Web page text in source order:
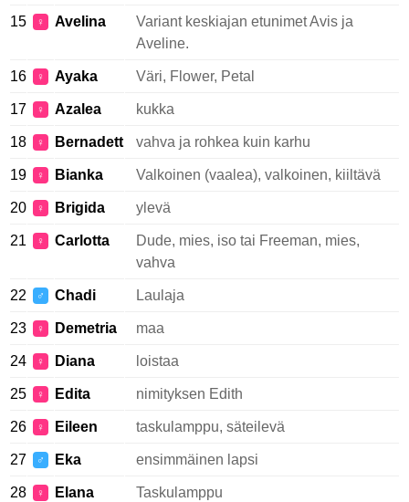
15 ♀ Avelina
Variant keskiajan etunimet Avis ja
Aveline.
16 ♀ Ayaka Väri, Flower, Petal
17 ♀ Azalea kukka
18 ♀ Bernadett vahva ja rohkea kuin karhu
19 ♀ Bianka Valkoinen (vaalea), valkoinen, kiiltävä
20 ♀ Brigida ylevä
21 ♀ Carlotta
Dude, mies, iso tai Freeman, mies,
vahva
22 ♂ Chadi Laulaja
23 ♀ Demetria maa
24 ♀ Diana loistaa
25 ♀ Edita nimityksen Edith
26 ♀ Eileen taskulamppu, säteilevä
27 ♂ Eka ensimmäinen lapsi
28 ♀ Elana Taskulamppu